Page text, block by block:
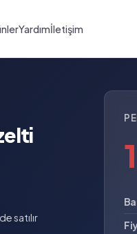
Yardımİletişim
satılır